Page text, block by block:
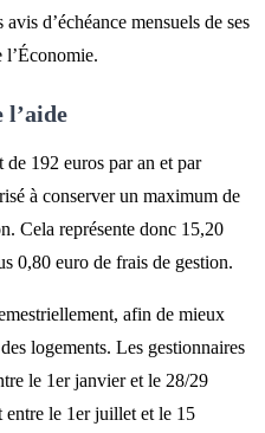
d’échéance mensuels de ses
l’Économie.
192 euros par an et par
à conserver un maximum de
Cela représente donc 15,20
0,80 euro de frais de gestion.
afin de mieux
logements. Les gestionnaires
le 1er janvier et le 28/29
entre le 1er juillet et le 15